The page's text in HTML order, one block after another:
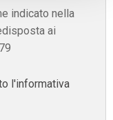
indicato nella
ai
l'informativa